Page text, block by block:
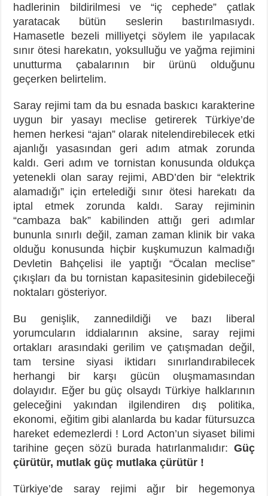
hadlerinin bildirilmesi ve “iç cephede” çatlak
yaratacak bütün seslerin bastırılmasıydı.
Hamasetle bezeli milliyetçi söylem ile yapılacak
sınır ötesi harekatın, yoksulluğu ve yağma rejimini
unutturma çabalarının bir ürünü olduğunu
geçerken belirtelim.
Saray rejimi tam da bu esnada baskıcı karakterine
uygun bir yasayı meclise getirerek Türkiye’de
hemen herkesi “ajan” olarak nitelendirebilecek etki
ajanlığı yasasından geri adım atmak zorunda
kaldı. Geri adım ve tornistan konusunda oldukça
yetenekli olan saray rejimi, ABD’den bir “elektrik
alamadığı” için ertelediği sınır ötesi harekatı da
iptal etmek zorunda kaldı. Saray rejiminin
“cambaza bak” kabilinden attığı geri adımlar
bununla sınırlı değil, zaman zaman klinik bir vaka
olduğu konusunda hiçbir kuşkumuzun kalmadığı
Devletin Bahçelisi ile yaptığı “Öcalan meclise”
çıkışları da bu tornistan kapasitesinin gidebileceği
noktaları gösteriyor.
Bu genişlik, zannedildiği ve bazı liberal
yorumcuların iddialarının aksine, saray rejimi
ortakları arasındaki gerilim ve çatışmadan değil,
tam tersine siyasi iktidarı sınırlandırabilecek
herhangi bir karşı gücün oluşmamasından
dolayıdır. Eğer bu güç olsaydı Türkiye halklarının
geleceğini yakından ilgilendiren dış politika,
ekonomi, eğitim gibi alanlarda bu kadar fütursuzca
hareket edemezlerdi ! Lord Acton’un siyaset bilimi
tarihine geçen sözü burada hatırlanmalıdır: Güç
çürütür, mutlak güç mutlaka çürütür !
Türkiye’de saray rejimi ağır bir hegemonya